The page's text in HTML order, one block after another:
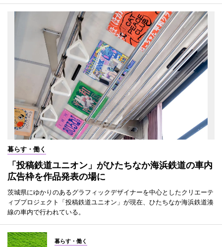
暮らす・働く
「投稿鉄道ユニオン」がひたちなか海浜鉄道の車内
広告枠を作品発表の場に
茨城県にゆかりのあるグラフィックデザイナーを中心としたクリエーテ
ィブプロジェクト「投稿鉄道ユニオン」が現在、ひたちなか海浜鉄道湊
線の車内で行われている。
暮らす・働く